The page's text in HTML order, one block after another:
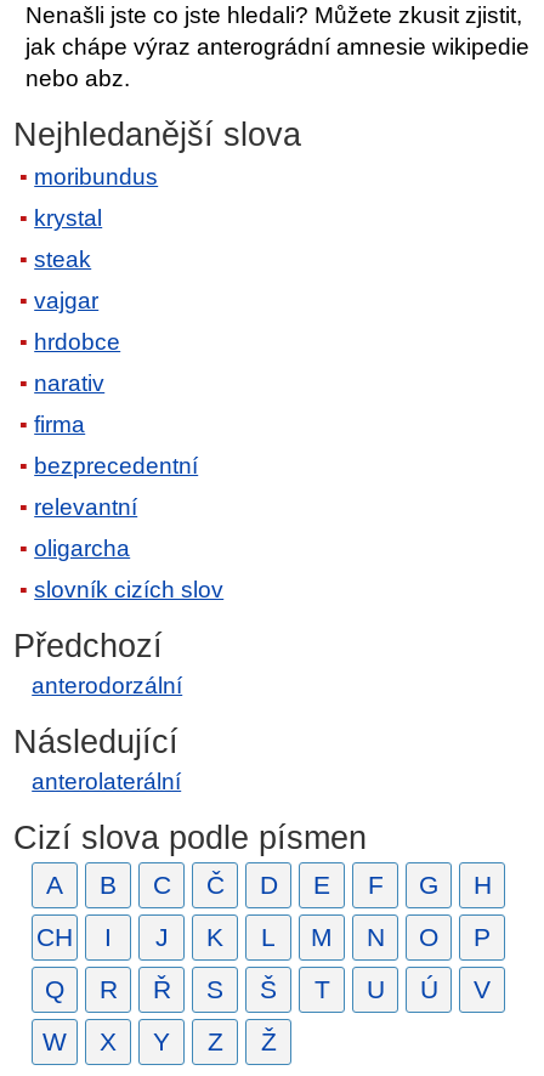
Nenašli jste co jste hledali? Můžete zkusit zjistit,
jak chápe výraz anterográdní amnesie wikipedie
nebo abz.
Nejhledanější slova
moribundus
krystal
steak
vajgar
hrdobce
narativ
firma
bezprecedentní
relevantní
oligarcha
slovník cizích slov
Předchozí
anterodorzální
Následující
anterolaterální
Cizí slova podle písmen
A B C Č D E F G
H
CH
I J K L M N O
P
Q
R Ř S Š T U Ú
V
W
X Y Z Ž